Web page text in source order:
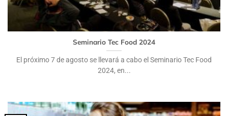
Seminario Tec Food 2024
El próximo 7 de agosto se llevará a cabo el Seminario Tec Food
2024, en...